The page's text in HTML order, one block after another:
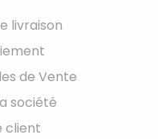
livraison
de Vente
société
client